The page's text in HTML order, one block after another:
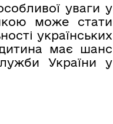
уваги у
може стати
українських
має шанс
України у